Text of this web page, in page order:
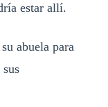
estar allí.
abuela para